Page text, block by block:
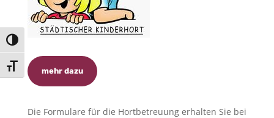
Umschalten auf hohe Kontraste
Schrift vergrößern
mehr dazu
Die Formulare für die Hortbetreuung erhalten Sie bei